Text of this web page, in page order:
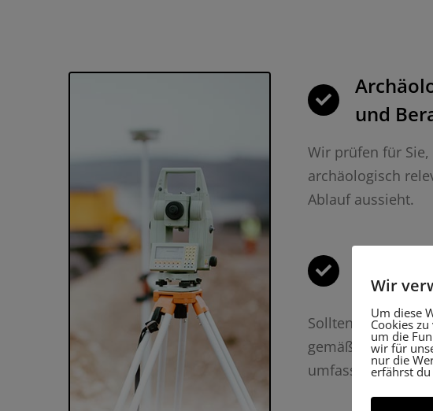
und
Wir prüfen für
archäologisch
Ablauf aussieht.
von
Sollten Funde
gemäß den
umfassend und
Wir
Um diese
Cookies
um die
wir für
nur die
erfährst